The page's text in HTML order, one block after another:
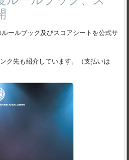
ールブック及びスコアシートを公式サ
ク先も紹介しています。（支払いは